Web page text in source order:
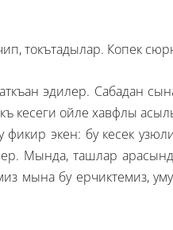
токътадылар. Копек
эдилер. Сабадан
кесеги ойле хавфлы
экен: бу кесек
Мында, ташлар
мына бу ерчиктемиз,